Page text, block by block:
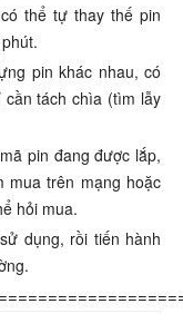
thể tự thay thế pin
pin khác nhau, có
tách chìa (tìm lẫy
pin đang được lắp,
mua trên mạng hoặc
hỏi mua.
dụng, rồi tiến hành